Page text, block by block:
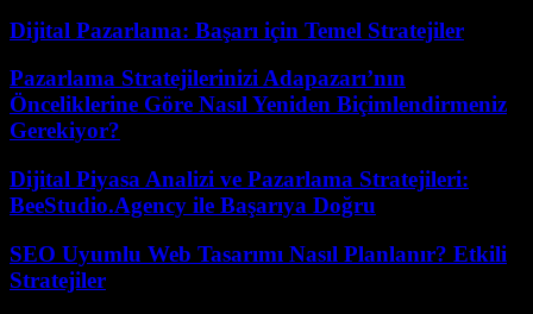
Dijital Pazarlama: Başarı için Temel Stratejiler
Pazarlama Stratejilerinizi Adapazarı’nın
Önceliklerine Göre Nasıl Yeniden Biçimlendirmeniz
Gerekiyor?
Dijital Piyasa Analizi ve Pazarlama Stratejileri:
BeeStudio.Agency ile Başarıya Doğru
SEO Uyumlu Web Tasarımı Nasıl Planlanır? Etkili
Stratejiler